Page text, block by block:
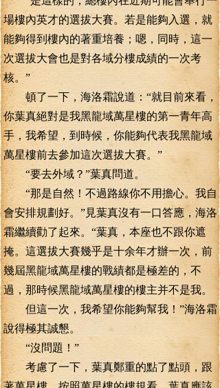
場樓內英才的選拔大賽。若是能夠入選，就
能夠得到樓內的著重培養；嗯，同時，這一
次選拔大會也是對各域分樓成績的一次考
核。”
頓了一下，海洛霜說道：“就目前來看，
你葉真絕對是我黑龍域萬星樓的第一青年高
手，我希望，到時候，你能夠代表我黑龍域
萬星樓前去參加這次選拔大賽。”
“要去外域？”葉真問道。
“那是自然！不過路線你不用擔心。我自
會安排規劃好。”見葉真沒有一口答應，海洛
霜繼續勸了起來。“葉真，本座也不跟你遮
掩。這選拔大賽幾乎是十余年才辦一次，前
幾屆黑龍域萬星樓的戰績都是極差的，不
過，那時候黑龍域萬星樓的樓主并不是我。
但這一次，我希望你能夠幫我！”海洛霜
說得極其誠懇。
“沒問題！”
考慮了一下，葉真鄭重的點了點頭，跟